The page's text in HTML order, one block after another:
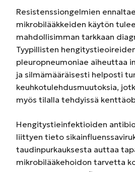
Resistenssiongelmien
mikrobilääkkeiden käytön
mahdollisimman tarkkaan
Tyypillisten
pleuropneumoniae aiheuttaa
ja silmämääräisesti helposti
keuhkotulehdusmuutoksia,
myös tilalla tehdyissä
Hengitystieinfektioiden
liittyen tieto
taudinpurkauksesta auttaa
mikrobilääkehoidon tarvetta